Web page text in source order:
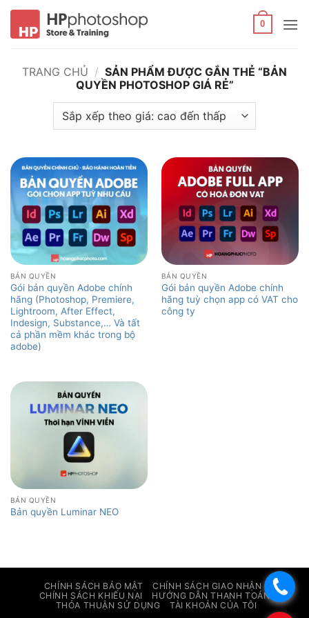
.
Bỏ
nội
0
TRANG CHỦ / SẢN PHẨM ĐƯỢC GẮN THẺ “BẢN
QUYỀN PHOTOSHOP GIÁ RẺ”
BẢN QUYỀN
Gói bản quyền Adobe chính
hãng (Photoshop, Premiere,
Lightroom, After Effect,
Indesign, Substance,… Và tất
cả phần mềm khác trong bộ
adobe)
BẢN QUYỀN
Gói bản quyền Adobe chính
hãng tuỳ chọn app có VAT cho
công ty
BẢN QUYỀN
Bản quyền Luminar NEO
CHÍNH SÁCH BẢO MẬT
CHÍNH SÁCH GIAO NHẬN
CHÍNH SÁCH KHIẾU NẠI
HƯỚNG DẪN THANH TOÁN
THỎA THUẬN SỬ DỤNG
TÀI KHOẢN CỦA TÔI